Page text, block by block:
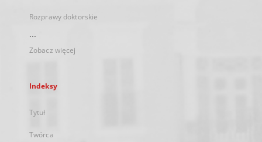
Rozprawy doktorskie
...
Zobacz więcej
Indeksy
Tytuł
Twórca